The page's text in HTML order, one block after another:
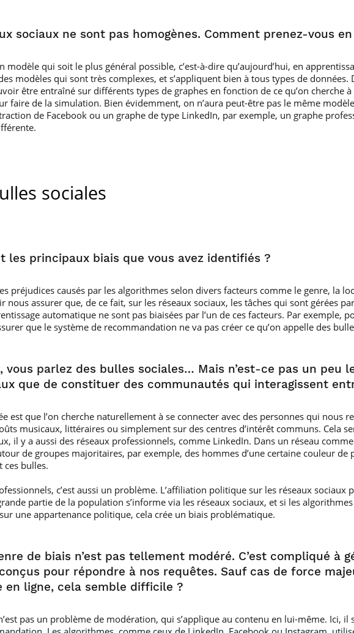
sociaux ne sont pas homogènes. Comment prenez-vous
modèle qui soit le plus général possible, c’est-à-dire qu’aujourd’hui, en
modèles qui sont très complexes, et s’appliquent bien à tous types de données.
être entraîné sur différents types de graphes en fonction de ce qu’on cherche
faire de la simulation. Bien évidemment, on n’aura peut-être pas le même
de Facebook ou un graphe de type LinkedIn, par exemple, un graphe
sociales
les principaux biais que vous avez identifiés ?
préjudices causés par les algorithmes selon divers facteurs comme le genre, la
nous assurer que, de ce fait, sur les réseaux sociaux, les tâches qui sont gérées
automatique ne sont pas biaisées par l’un de ces facteurs. Par exemple,
que le système de recommandation ne va pas créer ce qu’on appelle des
vous parlez des bulles sociales… Mais n’est-ce pas un peu
que de constituer des communautés qui interagissent
est que l’on cherche naturellement à se connecter avec des personnes qui nous
musicaux, littéraires ou simplement sur des centres d’intérêt communs. Cela
il y a aussi des réseaux professionnels, comme LinkedIn. Dans un réseau
de groupes majoritaires, par exemple, des hommes d’une certaine couleur de
ces bulles.
c’est aussi un problème. L’affiliation politique sur les réseaux sociaux
partie de la population s’informe via les réseaux sociaux, et si les
une appartenance politique, cela crée un biais problématique.
de biais n’est pas tellement modéré. C’est compliqué à
pour répondre à nos requêtes. Sauf cas de force
en ligne, cela semble difficile ?
pas un problème de modération, qui s’applique au contenu en lui-même. Ici, il